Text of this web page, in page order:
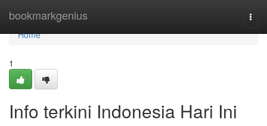
bookmarkgenius
Home
Home
1
Info terkini Indonesia Hari Ini